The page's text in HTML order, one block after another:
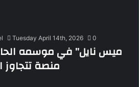
Tuesday April 14th, 2026 0
منصة تتجاوز